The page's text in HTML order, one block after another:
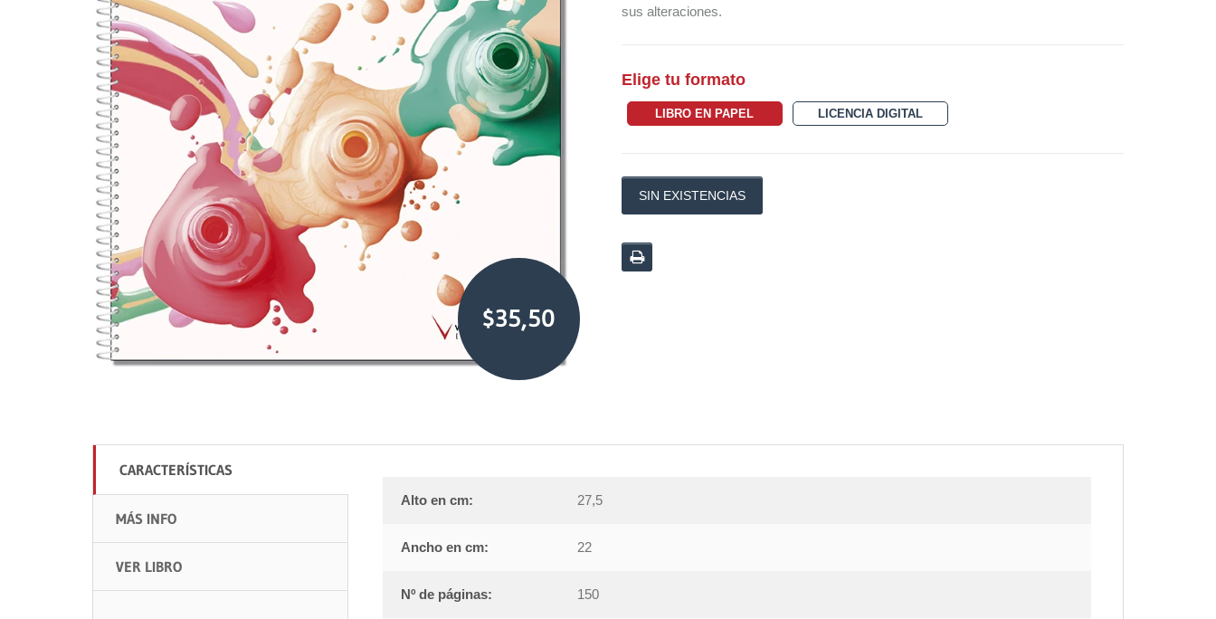
$35,50
sus alteraciones.
Elige tu formato
LIBRO EN PAPEL LICENCIA DIGITAL
SIN EXISTENCIAS
CARACTERÍSTICAS
MÁS INFO
VER LIBRO
Alto en cm: 27,5
Ancho en cm: 22
Nº de páginas: 150